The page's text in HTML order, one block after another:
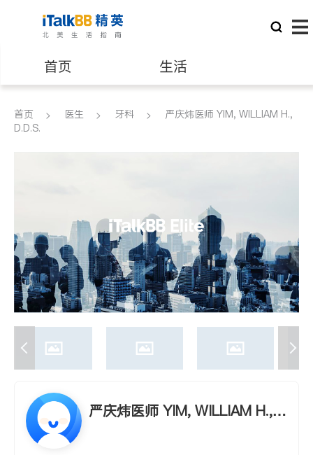
首页 生活
医生 律师
养老 非盈利组织
首页 医生 牙科
严庆炜医师 YIM, WILLIAM H.,
D.D.S.
严庆炜医师 YIM, WILLIAM H.,